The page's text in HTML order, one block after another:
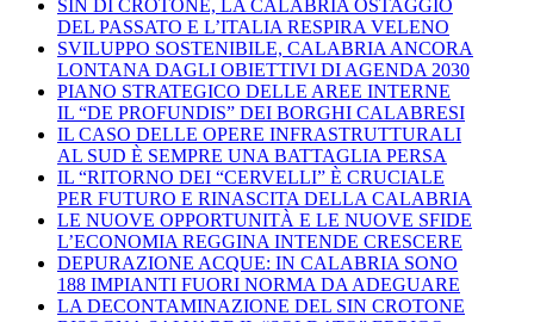
SIN DI CROTONE, LA CALABRIA OSTAGGIO
DEL PASSATO E L’ITALIA RESPIRA VELENO
SVILUPPO SOSTENIBILE, CALABRIA ANCORA
LONTANA DAGLI OBIETTIVI DI AGENDA 2030
PIANO STRATEGICO DELLE AREE INTERNE
IL “DE PROFUNDIS” DEI BORGHI CALABRESI
IL CASO DELLE OPERE INFRASTRUTTURALI
AL SUD È SEMPRE UNA BATTAGLIA PERSA
IL “RITORNO DEI “CERVELLI” È CRUCIALE
PER FUTURO E RINASCITA DELLA CALABRIA
LE NUOVE OPPORTUNITÀ E LE NUOVE SFIDE
L’ECONOMIA REGGINA INTENDE CRESCERE
DEPURAZIONE ACQUE: IN CALABRIA SONO
188 IMPIANTI FUORI NORMA DA ADEGUARE
LA DECONTAMINAZIONE DEL SIN CROTONE